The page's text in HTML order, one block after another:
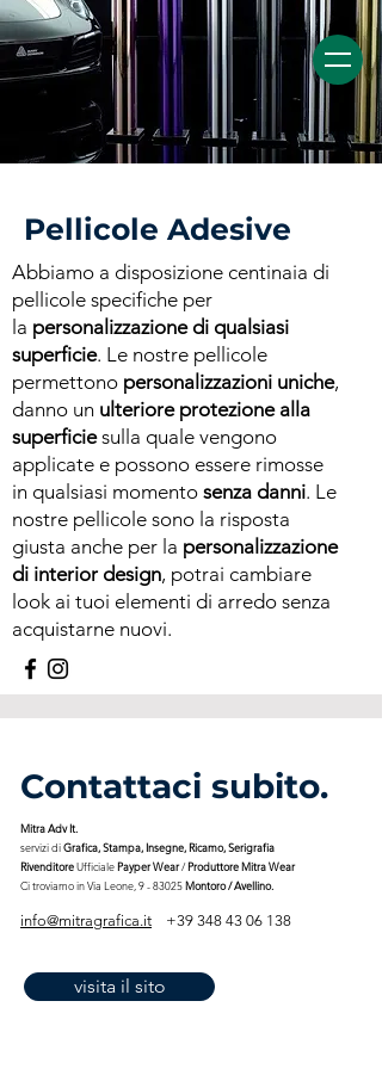
Pellicole Adesive
Abbiamo a disposizione centinaia di
pellicole specifiche per
la personalizzazione di qualsiasi
superficie. Le nostre pellicole
permettono personalizzazioni uniche,
danno un ulteriore protezione alla
superficiesulla quale vengono
applicate e possono essere rimosse
in qualsiasi momento senza danni. Le
nostre pellicole sono la risposta
giusta anche per la personalizzazione
di interior design, potrai cambiare
look ai tuoi elementi di arredo senza
acquistarne nuovi.
Contattaci subito.
Mitra Adv It.
servizi diGrafica, Stampa, Insegne, Ricamo, Serigrafia
RivenditoreUfficialePayper Wear/Produttore Mitra Wear
Ci troviamo in Via Leone, 9 - 83025Montoro / Avellino.
info@mitragrafica.it +39 348 43 06 138
visita il sito